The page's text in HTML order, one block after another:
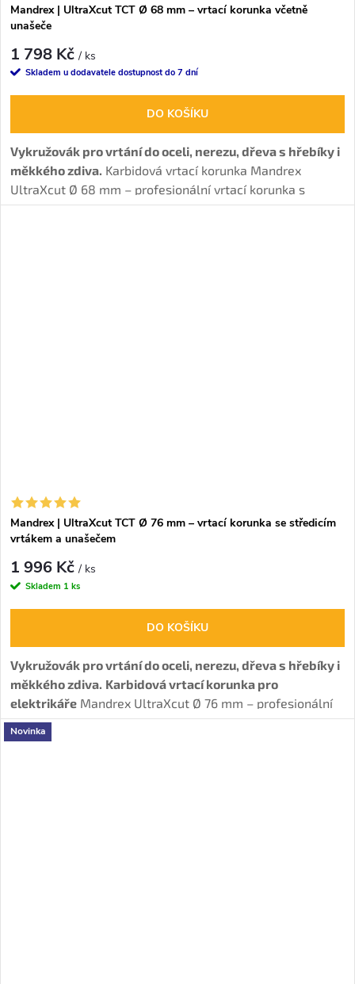
Mandrex | UltraXcut TCT Ø 68 mm – vrtací korunka včetně
unašeče
1 798 Kč/ ks
Skladem u dodavatele dostupnost do 7 dní
DO KOŠÍKU
Vykružovák pro vrtání do oceli, nerezu, dřeva s hřebíky i
měkkého zdiva. Karbidová vrtací korunka Mandrex
UltraXcut Ø 68 mm – profesionální vrtací korunka s
unašečem.
Mandrex | UltraXcut TCT Ø 76 mm – vrtací korunka se středicím
vrtákem a unašečem
1 996 Kč/ ks
Skladem 1 ks
DO KOŠÍKU
Vykružovák pro vrtání do oceli, nerezu, dřeva s hřebíky i
měkkého zdiva. Karbidová vrtací korunka pro
elektrikáře Mandrex UltraXcut Ø 76 mm – profesionální
vrtací korunka s unašečem.
Novinka